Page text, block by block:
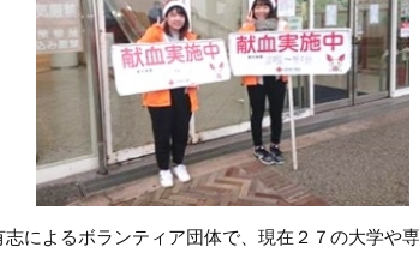
によるボランティア団体で、現在２７の大学や専